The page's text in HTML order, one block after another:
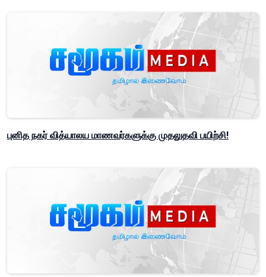
புனித நகர் வித்யாலய மாணவர்களுக்கு முதலுதவி பயிற்சி!